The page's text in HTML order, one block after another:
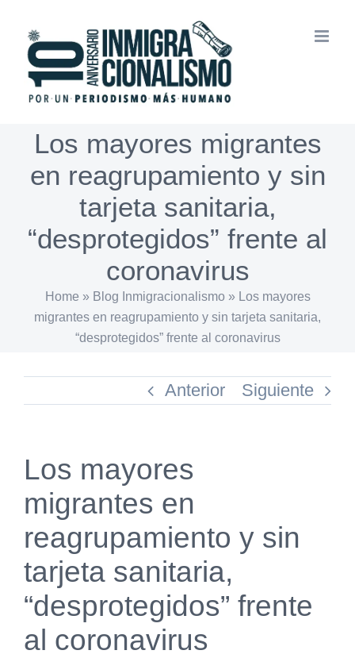
contenido
Los mayores migrantes
en reagrupamiento y sin
tarjeta sanitaria,
“desprotegidos” frente al
coronavirus
Home » Blog Inmigracionalismo» Los mayores
migrantes en reagrupamiento y sin tarjeta sanitaria,
“desprotegidos” frente al coronavirus
Anterior Siguiente
Los mayores
migrantes en
reagrupamiento y sin
tarjeta sanitaria,
“desprotegidos” frente
al coronavirus